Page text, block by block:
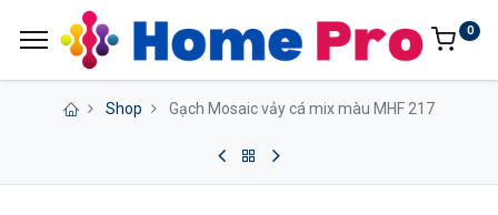
0
Shop Gạch Mosaic vảy cá mix màu MHF 217